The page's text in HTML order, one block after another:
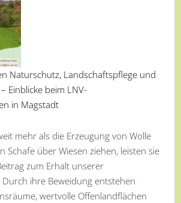
Naturschutz, Landschaftspflege und
Einblicke beim LNV-
in Magstadt
mehr als die Erzeugung von Wolle
Schafe über Wiesen ziehen, leisten sie
zum Erhalt unserer
ihre Beweidung entstehen
wertvolle Offenlandflächen